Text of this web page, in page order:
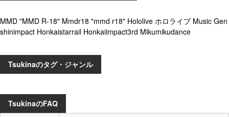
MMD "MMD R-18" Mmdr18 "mmd r18" Hololive ホロライブ Music Gen
shinimpact Honkaistarrail Honkaiimpact3rd Mikumikudance
Tsukinaのタグ・ジャンル
TsukinaのFAQ